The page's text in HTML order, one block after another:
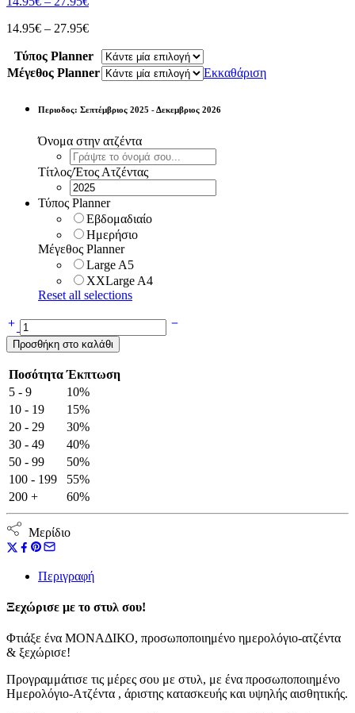
14.95€
27.95€
14.95€ – 27.95€Price
14.95€
through
27.95€
Τύπος Planner
Μέγεθος Planner
Εκκαθάριση
Περιοδος: Σεπτέμβριος 2025 - Δεκεμβριος 2026
Όνομα στην ατζέντα
Τίτλος/Έτος Ατζέντας
Τύπος Planner
Εβδομαδιαίο
Ημερήσιο
Μέγεθος Planner
Large A5
XXLarge A4
Reset all selections
Smile
Everyday,
Προσωποποιημένη
-
Ημερολόγιο
ποσότητα
Προσθήκη στο καλάθι
Ποσότητα Έκπτωση
5 - 9
10%
10 - 19
15%
20 - 29
30%
30 - 49
40%
50 - 99
50%
100 - 199
55%
200 +
60%
Μερίδιο
Περιγραφή
Ξεχώρισε με το στυλ σου!
Φτιάξε ένα ΜΟΝΑΔΙΚΟ, προσωποποιημένο ημερολόγιο-ατζέντα
& ξεχώρισε!
Προγραμμάτισε τις μέρες σου με στυλ, με ένα προσωποποιημένο
Ημερολόγιο-Ατζέντα , άριστης κατασκευής και υψηλής αισθητικής.